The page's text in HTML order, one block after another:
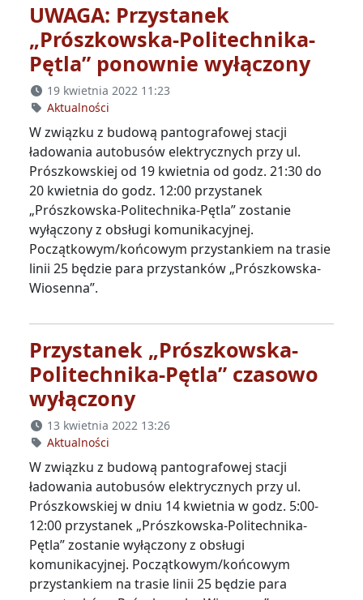
UWAGA: Przystanek
„Prószkowska-Politechnika-
Pętla” ponownie wyłączony
19 kwietnia 2022 11:23
Aktualności
W związku z budową pantografowej stacji
ładowania autobusów elektrycznych przy ul.
Prószkowskiej od 19 kwietnia od godz. 21:30 do
20 kwietnia do godz. 12:00 przystanek
„Prószkowska-Politechnika-Pętla” zostanie
wyłączony z obsługi komunikacyjnej.
Początkowym/końcowym przystankiem na trasie
linii 25 będzie para przystanków „Prószkowska-
Wiosenna”.
Przystanek „Prószkowska-
Politechnika-Pętla” czasowo
wyłączony
13 kwietnia 2022 13:26
Aktualności
W związku z budową pantografowej stacji
ładowania autobusów elektrycznych przy ul.
Prószkowskiej w dniu 14 kwietnia w godz. 5:00-
12:00 przystanek „Prószkowska-Politechnika-
Pętla” zostanie wyłączony z obsługi
komunikacyjnej. Początkowym/końcowym
przystankiem na trasie linii 25 będzie para